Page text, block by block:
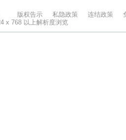
版权告示 私隐政策 连结政策
x 768 以上解析度浏览